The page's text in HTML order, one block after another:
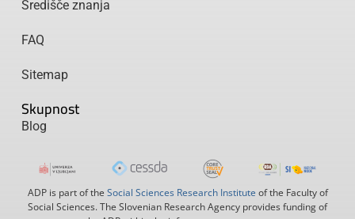
Središče znanja
FAQ
Sitemap
Skupnost
Blog
ADP is part of the Social Sciences Research Institute of the Faculty of
Social Sciences. The Slovenian Research Agency provides funding of